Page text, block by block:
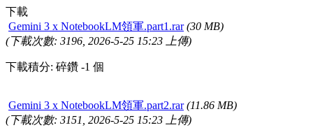
下載
Gemini 3 x NotebookLM領軍.part1.rar (30 MB)
(下載次數: 3196, 2026-5-25 15:23 上傳)
下載積分: 碎鑽 -1 個
Gemini 3 x NotebookLM領軍.part2.rar (11.86 MB)
(下載次數: 3151, 2026-5-25 15:23 上傳)